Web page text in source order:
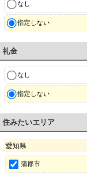
なし
指定しない
礼金
なし
指定しない
住みたいエリア
愛知県
蒲郡市